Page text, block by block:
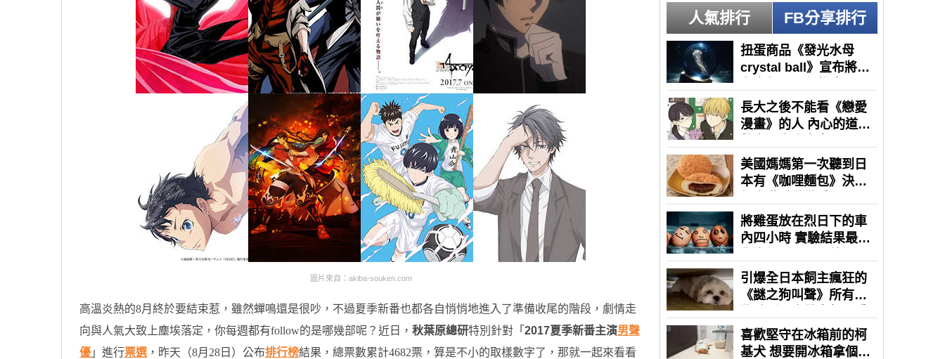
圖片來自：akiba-souken.com
高溫炎熱的8月終於要結束惹，雖然蟬鳴還是很吵，不過夏季新番也都各自悄悄地進入了準備收尾的階段，劇情走
向與人氣大致上塵埃落定，你每週都有follow的是哪幾部呢？近日， 秋葉原總研特別針對「 2017夏季新番主演男聲
優 」進行票選 ，昨天（8月28日）公布排行榜結果，總票數累計4682票，算是不小的取樣數字了，那就一起來看看
人氣排行 FB分享排行